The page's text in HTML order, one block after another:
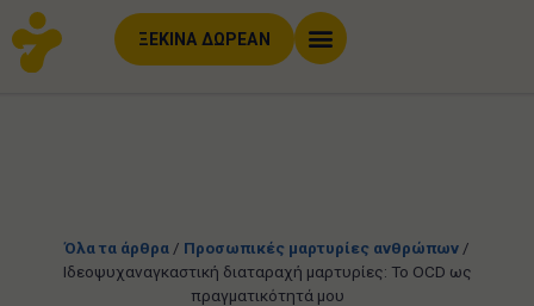
ΞΕΚΙΝΑ ΔΩΡΕΑΝ
Όλα τα άρθρα / Προσωπικές μαρτυρίες ανθρώπων /
Ιδεοψυχαναγκαστική διαταραχή μαρτυρίες: Το OCD ως
πραγματικότητά μου